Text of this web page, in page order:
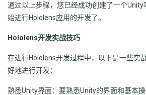
通过以上步骤，您已经成功创建了一个
始进行Hololens应用的开发了。
Hololens开发实战技巧
在进行Hololens开发过程中，以下是一些实
好地进行开发：
熟悉Unity界面：要熟悉Unity的界面和基本